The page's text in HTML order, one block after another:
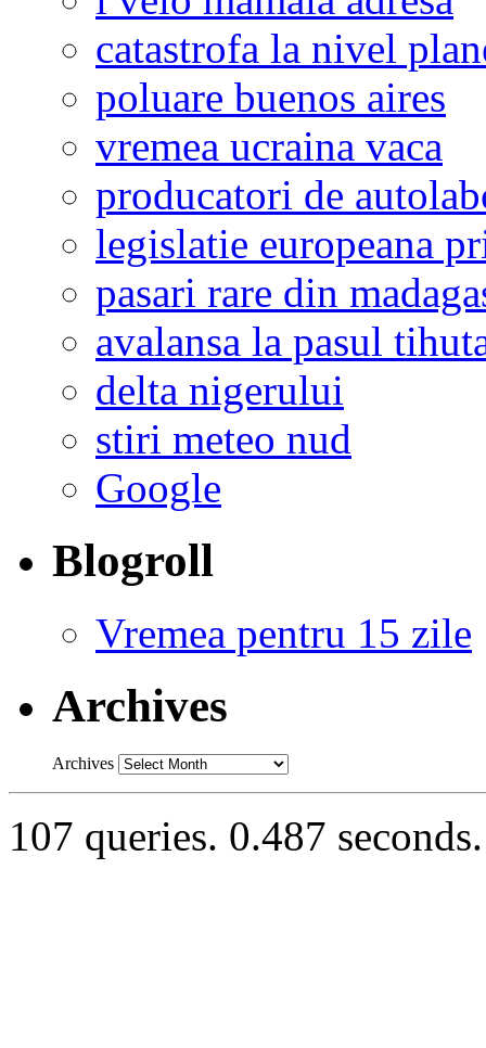
catastrofa la nivel
poluare buenos aires
vremea ucraina vaca
producatori de
legislatie europeana
pasari rare din
avalansa la pasul
delta nigerului
stiri meteo nud
Google
Blogroll
Vremea pentru 15 zile
Archives
Archives
107 queries. 0.487 seconds.